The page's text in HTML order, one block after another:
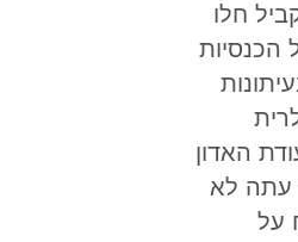
חלו
הכנסיות
האדון
עתה לא
על